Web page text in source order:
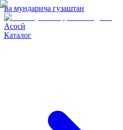
Ба мундариҷа гузаштан
Асосӣ
Каталог